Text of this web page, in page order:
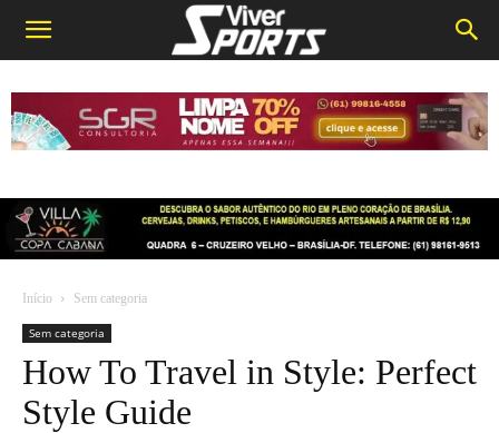
Início Sem categoria
Sem categoria
How To Travel in Style: Perfect
Style Guide